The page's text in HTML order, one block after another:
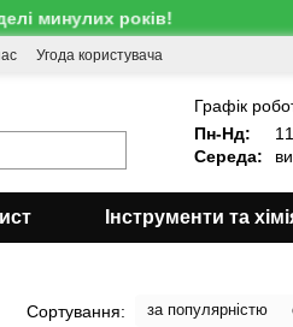
минулих років!
Угода користувача
Графік
Пн-Нд:
Середа:
Інструменти та
Сортування: за популярністю